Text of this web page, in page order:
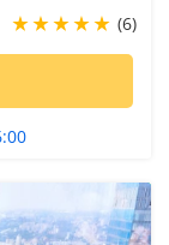
(6)